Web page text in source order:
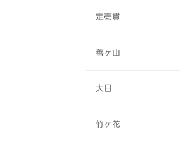
定壱貫
善ヶ山
大日
竹ヶ花